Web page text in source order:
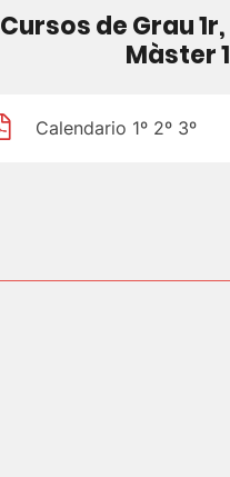
Cursos de Grau
Màster
Calendario 1º 2º 3º